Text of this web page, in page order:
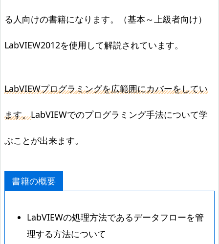
る人向けの書籍になります。（基本～上級者向け）
LabVIEW2012を使用して解説されています。
LabVIEWプログラミングを広範囲にカバーをしてい
ます。LabVIEWでのプログラミング手法について学
ぶことが出来ます。
書籍の概要
LabVIEWの処理方法であるデータフローを管
理する方法について